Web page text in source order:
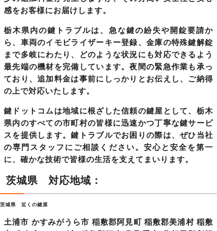
感をお客様にお届けします。
栃木県内の鍵トラブルは 、急な鍵の紛失や開錠要請か
ら、車両のイモビライザーキー登録、金庫の特殊鍵解錠
まで多岐にわたり、どのような状況にも対応できるよう
最先端の機材を完備しています。夜間の緊急作業も承っ
ており、追加料金は事前にしっかりとお伝えし、ご納得
の上で対応いたします。
鍵ドットコムは地域に根ざした信頼の鍵屋として、 栃木
県内のすべての市町村の皆様に迅速かつ丁寧な鍵サービ
スを提供します。鍵トラブルでお困りの際は、ぜひ当社
の専門スタッフにご相談ください。安心と安全を第一
に、確かな技術で皆様の生活を支えてまいります。
茨城県 対応地域：
茨城県 近くの鍵屋
土浦市 かすみがうら市 稲敷郡阿見町 稲敷郡美浦村 稲敷